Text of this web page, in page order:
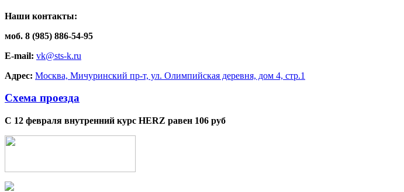
Наши контакты:
моб. 8 (985) 886-54-95
E-mail: vk@sts-k.ru
Адрес: Москва, Мичуринский пр-т, ул. Олимпийская деревня, дом 4, стр.1
Схема проезда
С 12 февраля внутренний курс HERZ равен 106 руб